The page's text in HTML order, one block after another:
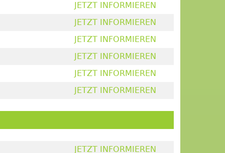
JETZT INFORMIEREN
JETZT INFORMIEREN
JETZT INFORMIEREN
JETZT INFORMIEREN
JETZT INFORMIEREN
JETZT INFORMIEREN
JETZT INFORMIEREN